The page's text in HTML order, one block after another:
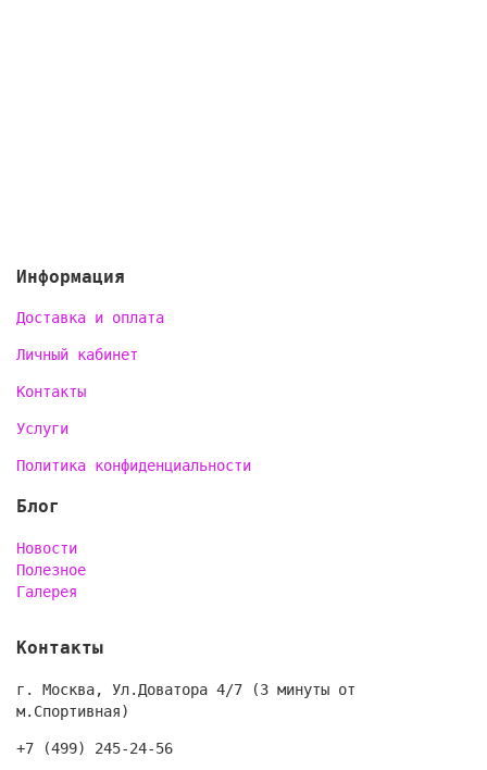
Информация
Доставка и оплата
Личный кабинет
Контакты
Услуги
Политика конфиденциальности
Блог
Новости
Полезное
Галерея
Контакты
г. Москва, Ул.Доватора 4/7 (3 минуты от
м.Спортивная)
+7 (499) 245-24-56